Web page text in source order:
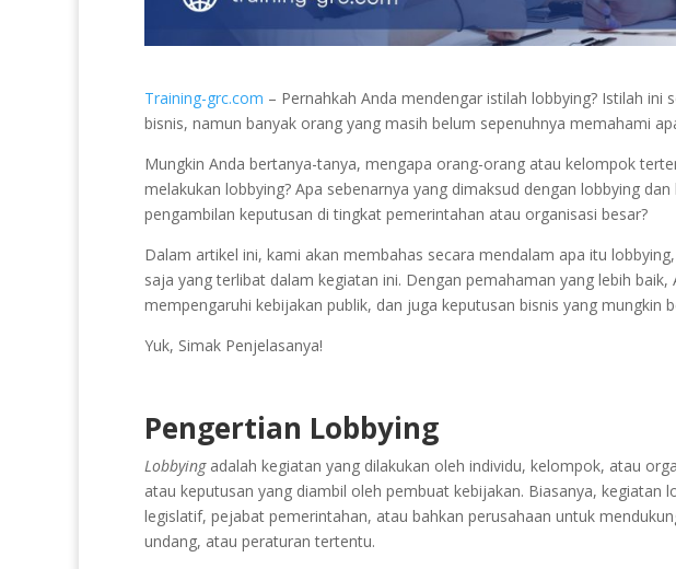
Training-grc.com – Pernahkah Anda mendengar istilah lobbying? Istilah
bisnis, namun banyak orang yang masih belum sepenuhnya memahami
Mungkin Anda bertanya-tanya, mengapa orang-orang atau kelompok
melakukan lobbying? Apa sebenarnya yang dimaksud dengan lobbying
pengambilan keputusan di tingkat pemerintahan atau organisasi besar?
Dalam artikel ini, kami akan membahas secara mendalam apa itu
saja yang terlibat dalam kegiatan ini. Dengan pemahaman yang lebih
mempengaruhi kebijakan publik, dan juga keputusan bisnis yang mungkin
Yuk, Simak Penjelasanya!
Pengertian Lobbying
Lobbying adalah kegiatan yang dilakukan oleh individu, kelompok, atau
atau keputusan yang diambil oleh pembuat kebijakan. Biasanya, kegiatan
legislatif, pejabat pemerintahan, atau bahkan perusahaan untuk
undang, atau peraturan tertentu.